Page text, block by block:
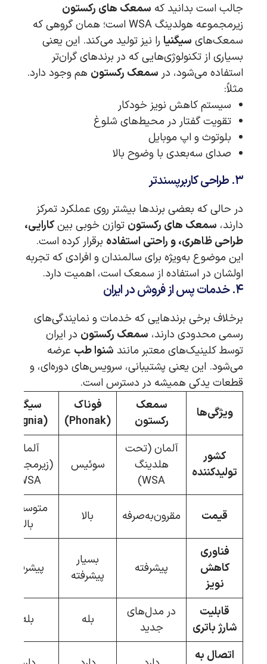
جالب است بدانید که سمعک های رکستون
زیرمجموعه هولدینگ WSA است؛ همان گروهی که
سمعک‌های سیگنیا را نیز تولید می‌کند. این یعنی
بسیاری از تکنولوژی‌هایی که در برندهای گران‌تر
استفاده می‌شود، در سمعک رکستون هم وجود دارد.
مثلاً:
سیستم کاهش نویز خودکار
تقویت گفتار در محیط‌های شلوغ
بلوتوث و اپ موبایل
صدای سه‌بعدی با وضوح بالا
۳. طراحی کاربرپسندتر
در حالی که بعضی برندها بیشتر روی عملکرد تمرکز
دارند، سمعک های رکستون توازن خوبی بینکارایی،
طراحی ظاهری، و راحتی استفاده برقرار کرده است.
این موضوع به‌ویژه برای سالمندان و افرادی که تجربه
اولشان در استفاده از سمعک است، اهمیت دارد.
۴. خدمات پس از فروش در ایران
برخلاف برخی برندهایی که خدمات و نمایندگی‌های
رسمی محدودی دارند، سمعک رکستون در ایران
توسط کلینیک‌های معتبر مانند شنوا طب عرضه
می‌شود. این یعنی پشتیبانی، سرویس‌های دوره‌ای، و
قطعات یدکی همیشه در دسترس است.
ویژگی‌ها
سمعک
رکستون
فوناک
(Phonak)
سیگنیا
(Signia)
کشور
تولیدکننده
آلمان (تحت
هلدینگ
WSA)
سوئیس
آلمان
(زیرمجموعه
WSA)
قیمت مقرون‌به‌صرفه بالا
متوسط تا
بالا
فناوری
کاهش
نویز
پیشرفته
بسیار
پیشرفته
پیشرفته
قابلیت
شارژ باتری
در مدل‌های
جدید
بله بله
اتصال به